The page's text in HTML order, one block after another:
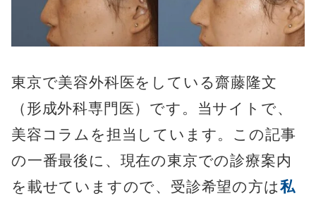
東京で美容外科医をしている齋藤隆文
（形成外科専門医）です。当サイトで、
美容コラムを担当しています。この記事
の一番最後に、現在の東京での診療案内
を載せていますので、受診希望の方は私